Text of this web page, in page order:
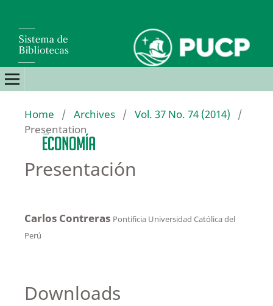
Home / Archives / Vol. 37 No. 74 (2014)
/
Presentation
Presentación
Carlos Contreras Pontificia Universidad Católica del
Perú
Downloads